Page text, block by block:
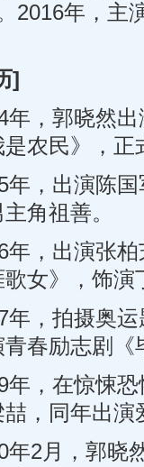
2016年，主
]
郭晓然出
是农民》，正
出演陈国
角祖善。
出演张柏
女》，饰演
拍摄奥运
春励志剧
在惊悚恐
喆，同年出
月，郭晓然